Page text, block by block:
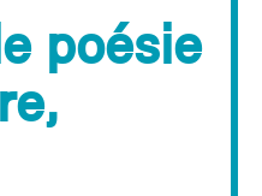
poésie